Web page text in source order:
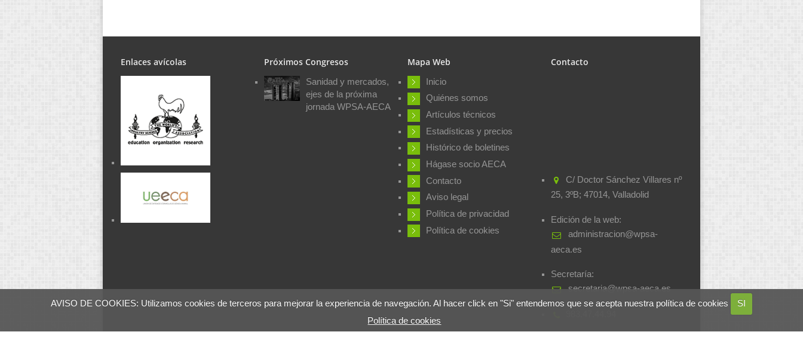
AVISO DE COOKIES: Utilizamos cookies de terceros para mejorar la experiencia de navegación. Al hacer click en "Si" entendemos que se acepta nuestra política de cookies
SI
Política de cookies
Enlaces avícolas Próximos Congresos
Sanidad y mercados,
ejes de la próxima
jornada WPSA-AECA
Mapa Web
Inicio
Quiénes somos
Artículos técnicos
Estadísticas y precios
Histórico de boletines
Hágase socio AECA
Contacto
Aviso legal
Política de privacidad
Política de cookies
Contacto
C/ Doctor Sánchez Villares nº
25, 3ºB; 47014, Valladolid
Edición de la web:
administracion@wpsa-
aeca.es
Secretaría:
secretaria@wpsa-aeca.es